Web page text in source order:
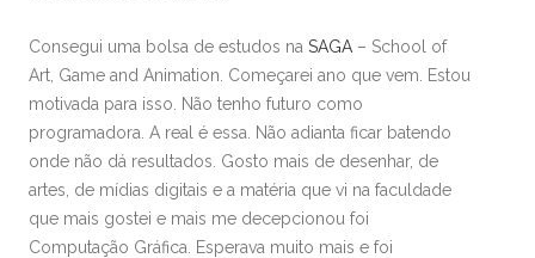
Consegui uma bolsa de estudos na SAGA – School of
Art, Game and Animation. Começarei ano que vem. Estou
motivada para isso. Não tenho futuro como
programadora. A real é essa. Não adianta ficar batendo
onde não dá resultados. Gosto mais de desenhar, de
artes, de mídias digitais e a matéria que vi na faculdade
que mais gostei e mais me decepcionou foi
Computação Gráfica. Esperava muito mais e foi